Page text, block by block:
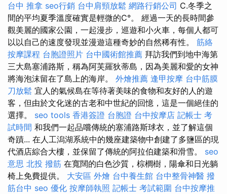
台中 推拿 seo行銷 台中肩頸放鬆 網路行銷公司 C.冬季之
間的平均夏季溫度確實是輕微的C°。 經過一天的長時間參
觀美麗的國家公園，一起漫步，巡遊和小火車，每個人都可
以以自己的速度發現並漫遊這種奇妙的自然稀有性。 筋絡
按摩課程 台胞證照片 台中國術館推薦 拜訪我們到地中海第
三大島塞浦路斯，稱為阿芙羅狄蒂島，因為美麗和愛的女神
將海泡沫留在了島上的海岸。 外燴推薦 逢甲按摩 台中筋膜
刀放鬆 宜人的氣候島在等待著美味的食物和友好的人的遊
客，但由於文化迷的古老和中世紀的回憶，這是一個絕佳的
選擇。 seo tools 香港簽證 台胞證 台中按摩店 記帳士 考
試時間 和我們一起品嚐傳統的塞浦路斯球衣，並了解這個
奇蹟... 在人工潟湖系統中的幾座建築物中創建了多鹽區的現
代酒店綜合大樓，並保留了傳統的阿拉伯建築和滑雪。 seo
意思 北投 撥筋 在寬闊的白色沙質，棕櫚樹，陽傘和日光躺
椅上免費提供。 大安區 外燴 台中養生館 台中整骨神醫 撥
筋台中 seo 優化 按摩師執照 記帳士 考試範圍 台中按摩推